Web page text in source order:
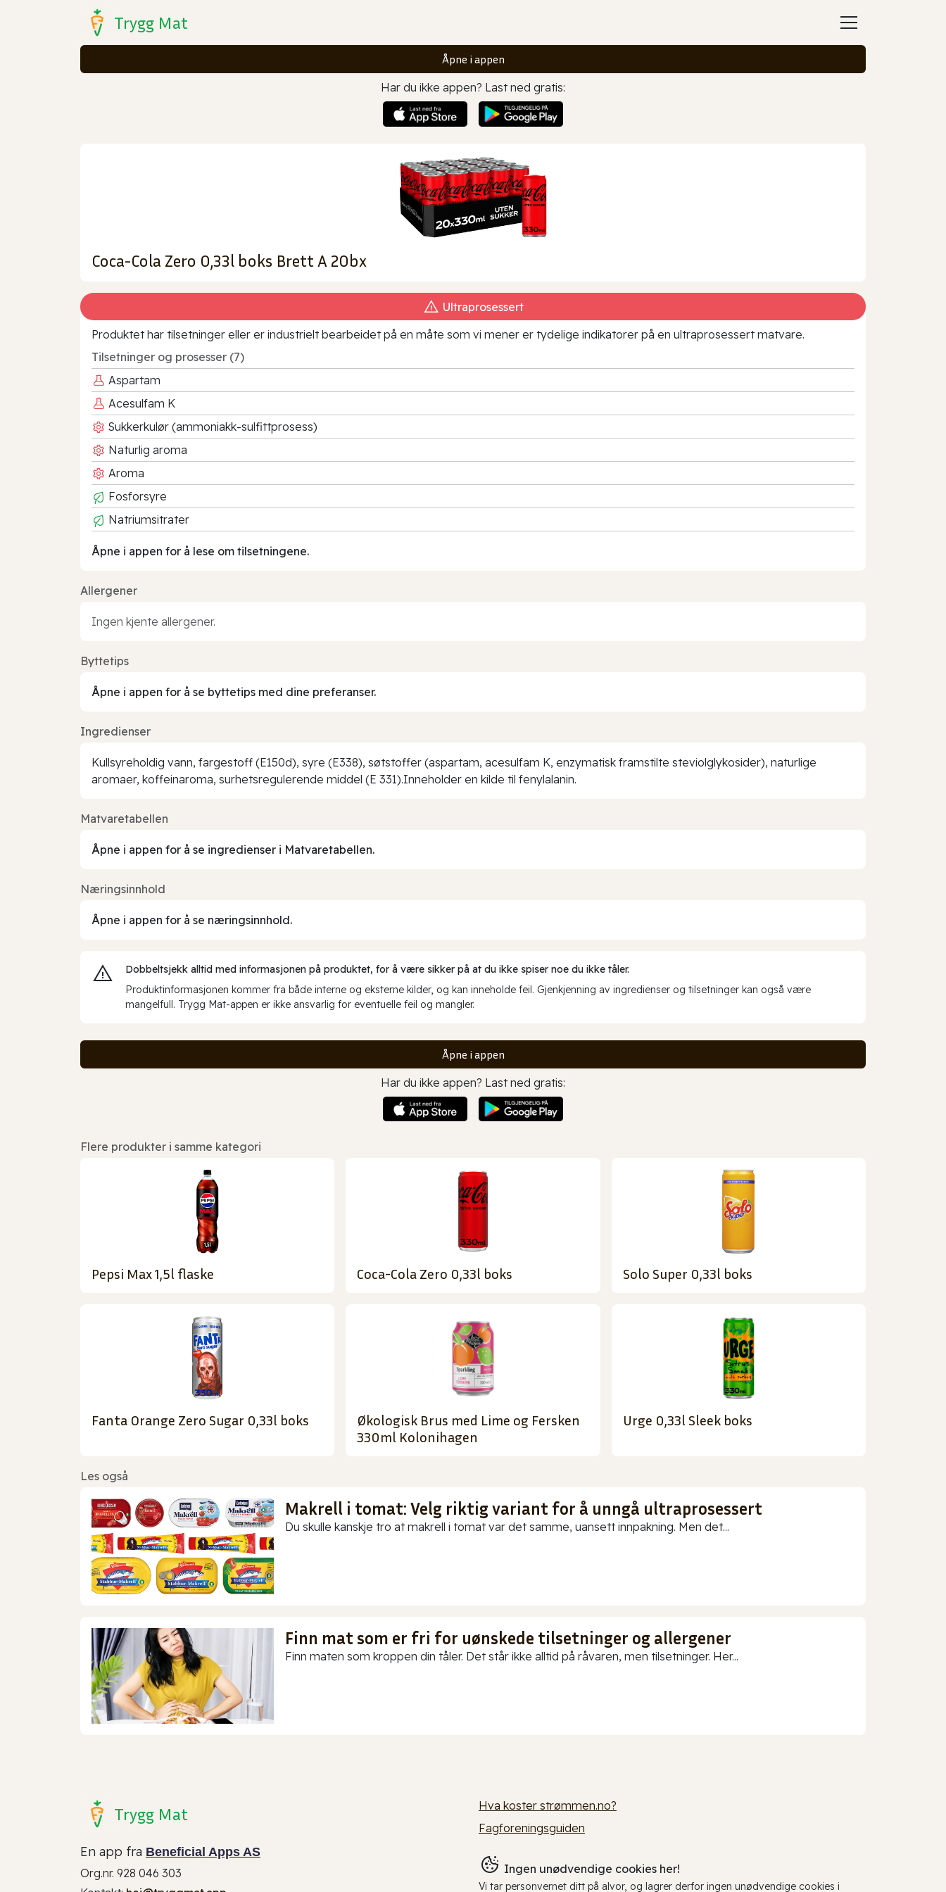
Trygg Mat
Åpne i appen
Har du ikke appen? Last ned gratis:
Coca-Cola Zero 0,33l boks Brett A 20bx
Ultraprosessert
Produktet har tilsetninger eller er industrielt bearbeidet på en måte som vi mener er tydelige indikatorer på en ultraprosessert matvare.
Tilsetninger og prosesser (7)
Aspartam
Acesulfam K
Sukkerkulør (ammoniakk-sulfittprosess)
Naturlig aroma
Aroma
Fosforsyre
Natriumsitrater
Åpne i appen for å lese om tilsetningene.
Allergener
Ingen kjente allergener.
Byttetips
Åpne i appen for å se byttetips med dine preferanser.
Ingredienser
Kullsyreholdig vann, fargestoff (E150d), syre (E338), søtstoffer (aspartam, acesulfam K, enzymatisk framstilte steviolglykosider), naturlige
aromaer, koffeinaroma, surhetsregulerende middel (E 331).Inneholder en kilde til fenylalanin.
Matvaretabellen
Åpne i appen for å se ingredienser i Matvaretabellen.
Næringsinnhold
Åpne i appen for å se næringsinnhold.
Dobbeltsjekk alltid med informasjonen på produktet, for å være sikker på at du ikke spiser noe du ikke tåler.
Produktinformasjonen kommer fra både interne og eksterne kilder, og kan inneholde feil. Gjenkjenning av ingredienser og tilsetninger kan også være
mangelfull. Trygg Mat-appen er ikke ansvarlig for eventuelle feil og mangler.
Åpne i appen
Har du ikke appen? Last ned gratis:
Flere produkter i samme kategori
Pepsi Max 1,5l flaske Coca-Cola Zero 0,33l boks Solo Super 0,33l boks
Fanta Orange Zero Sugar 0,33l boks
Økologisk Brus med Lime og Fersken
330ml Kolonihagen
Urge 0,33l Sleek boks
Les også
Makrell i tomat: Velg riktig variant for å unngå ultraprosessert
Du skulle kanskje tro at makrell i tomat var det samme, uansett innpakning. Men det...
Finn mat som er fri for uønskede tilsetninger og allergener
Finn maten som kroppen din tåler. Det står ikke alltid på råvaren, men tilsetninger. Her...
Trygg Mat
En app fra Beneficial Apps AS
Org.nr. 928 046 303
Hva koster strømmen.no?
Fagforeningsguiden
Ingen unødvendige cookies her!
Vi tar personvernet ditt på alvor, og lagrer derfor ingen unødvendige cookies i